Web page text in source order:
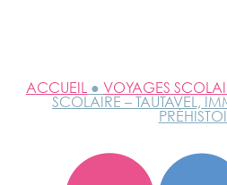
ACCUEIL ● VOYAGES
SCOLAIRE – TAUTAVEL,